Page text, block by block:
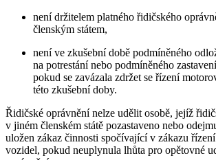
není držitelem platného řidičského
členským státem,
není ve zkušební době podmíněného
na potrestání nebo podmíněného
pokud se zavázala zdržet se řízení
této zkušební doby.
Řidičské oprávnění nelze udělit osobě, jejíž
v jiném členském státě pozastaveno nebo
uložen zákaz činnosti spočívající v zákazu
vozidel, pokud neuplynula lhůta pro opětovné